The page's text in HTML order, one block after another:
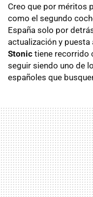
Creo que por méritos
como el segundo
España solo por
actualización y puesta
Stonic tiene recorrido
seguir siendo uno de
españoles que